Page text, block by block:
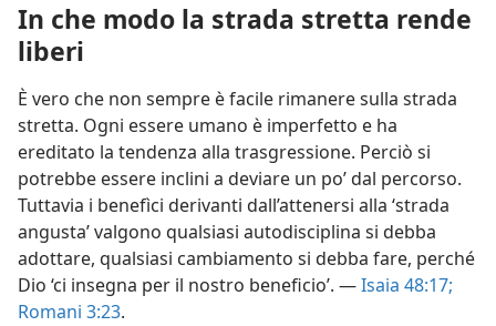
In che modo la strada stretta rende
liberi
È vero che non sempre è facile rimanere sulla strada
stretta. Ogni essere umano è imperfetto e ha
ereditato la tendenza alla trasgressione. Perciò si
potrebbe essere inclini a deviare un po’ dal percorso.
Tuttavia i benefìci derivanti dall’attenersi alla ‘strada
angusta’ valgono qualsiasi autodisciplina si debba
adottare, qualsiasi cambiamento si debba fare, perché
Dio ‘ci insegna per il nostro beneficio’. —Isaia 48:17;
Romani 3:23.